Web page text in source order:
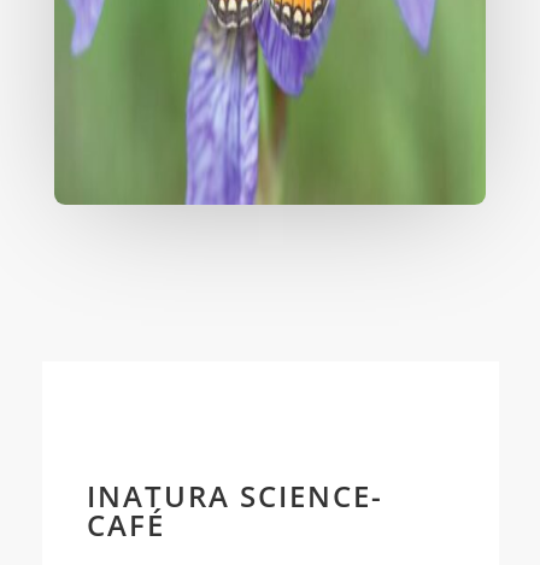
INATURA SCIENCE-
CAFÉ